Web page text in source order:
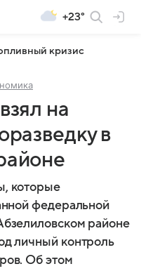
+23°
кризис
на
в
которые
федеральной
районе
личный контроль
Об этом